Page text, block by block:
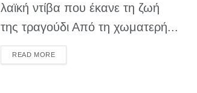
λαϊκή ντίβα που έκανε τη ζωή
της τραγούδι Από τη χωματερή...
READ MOREDETAILS